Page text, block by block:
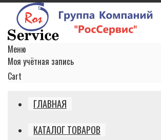
Меню
Моя учётная запись
Cart
ГЛАВНАЯ
КАТАЛОГ ТОВАРОВ